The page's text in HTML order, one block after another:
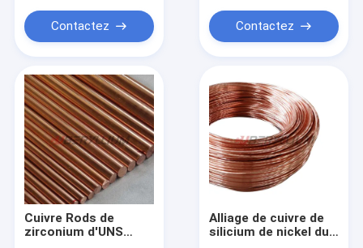
Produits
Vidéos
Au sujet de nous
Visite d'usine
Contactez Contactez
Cuivre Rods de
zirconium d'UNS
Alliage de cuivre de
silicium de nickel du